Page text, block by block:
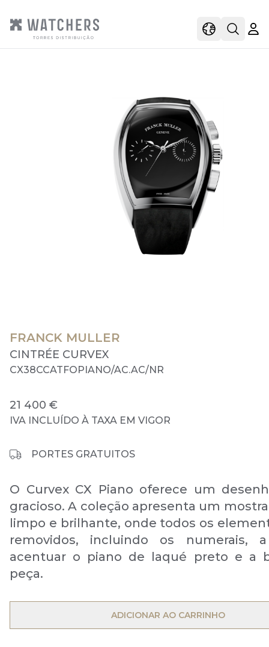
viewOpen
FRANCK MULLER
CINTRÉE CURVEX
CX38CCATFOPIANO/AC.AC/NR
21 400 €
IVA INCLUÍDO À TAXA EM VIGOR
PORTES GRATUITOS
O Curvex CX Piano oferece um
gracioso. A coleção apresenta um
limpo e brilhante, onde todos os
removidos, incluindo os numerais,
acentuar o piano de laqué preto e a
peça.
OPEN MENU
ADICIONAR AO CARRINHO